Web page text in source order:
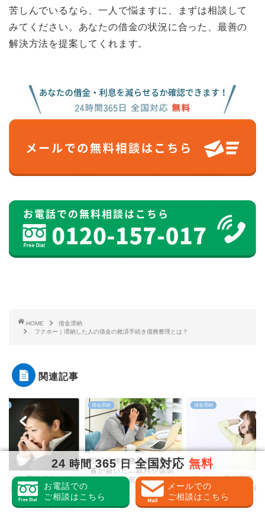
苦しんでいるなら、一人で悩ますに、まずは相談して
みてください。あなたの借金の状況に合った、最善の
解決方法を提案してくれます。
HOME
借金滞納
フクホー｜滞納した人の借金の救済手続き債務整理とは？
関連記事
法律事務所から請求
届いた...裁判や強制
になる前に解決...
2020年4月22日
借金滞納
アビリオ債権回収｜取り
立てが来た時の対処方法
2018年7月7日
借金滞納
アプラス｜電話連絡
視し続ける危険性に
て解説
2018年8
24 時間365日全国対応 無料
お電話での
ご相談はこちら
メールでの
ご相談はこちら